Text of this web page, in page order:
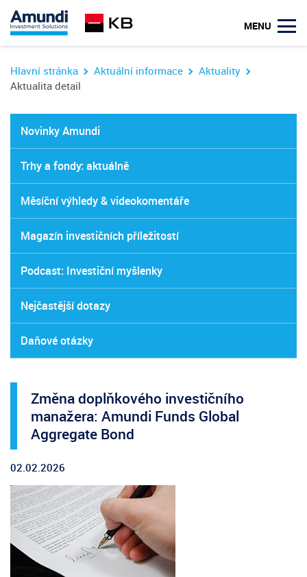
MENU
Hlavní stránka Aktuální informace
Aktuality
Aktualita detail
Novinky Amundi
Trhy a fondy: aktuálně
Měsíční výhledy & videokomentáře
Magazín investičních příležitostí
Podcast: Investiční myšlenky
Nejčastější dotazy
Daňové otázky
Změna doplňkového investičního
manažera: Amundi Funds Global
Aggregate Bond
02.02.2026